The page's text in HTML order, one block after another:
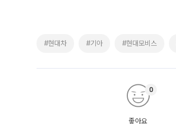
#현대차 #기아 #현대모비스
좋아요
0